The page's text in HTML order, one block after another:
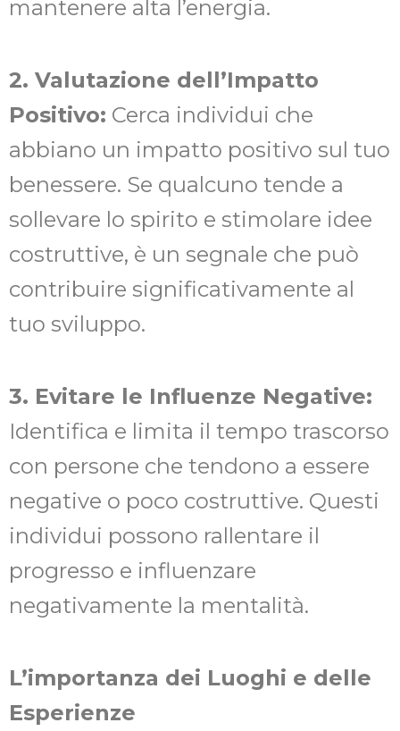
mantenere alta l’energia.
2. Valutazione dell’Impatto
Positivo: Cerca individui che
abbiano un impatto positivo sul tuo
benessere. Se qualcuno tende a
sollevare lo spirito e stimolare idee
costruttive, è un segnale che può
contribuire significativamente al
tuo sviluppo.
3. Evitare le Influenze Negative:
Identifica e limita il tempo trascorso
con persone che tendono a essere
negative o poco costruttive. Questi
individui possono rallentare il
progresso e influenzare
negativamente la mentalità.
L’importanza dei Luoghi e delle
Esperienze